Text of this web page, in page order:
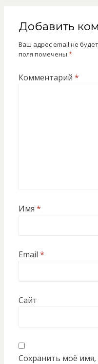
Добавить
Ваш адрес email не
поля помечены *
Комментарий *
Имя *
Email *
Сайт
Сохранить моё имя,